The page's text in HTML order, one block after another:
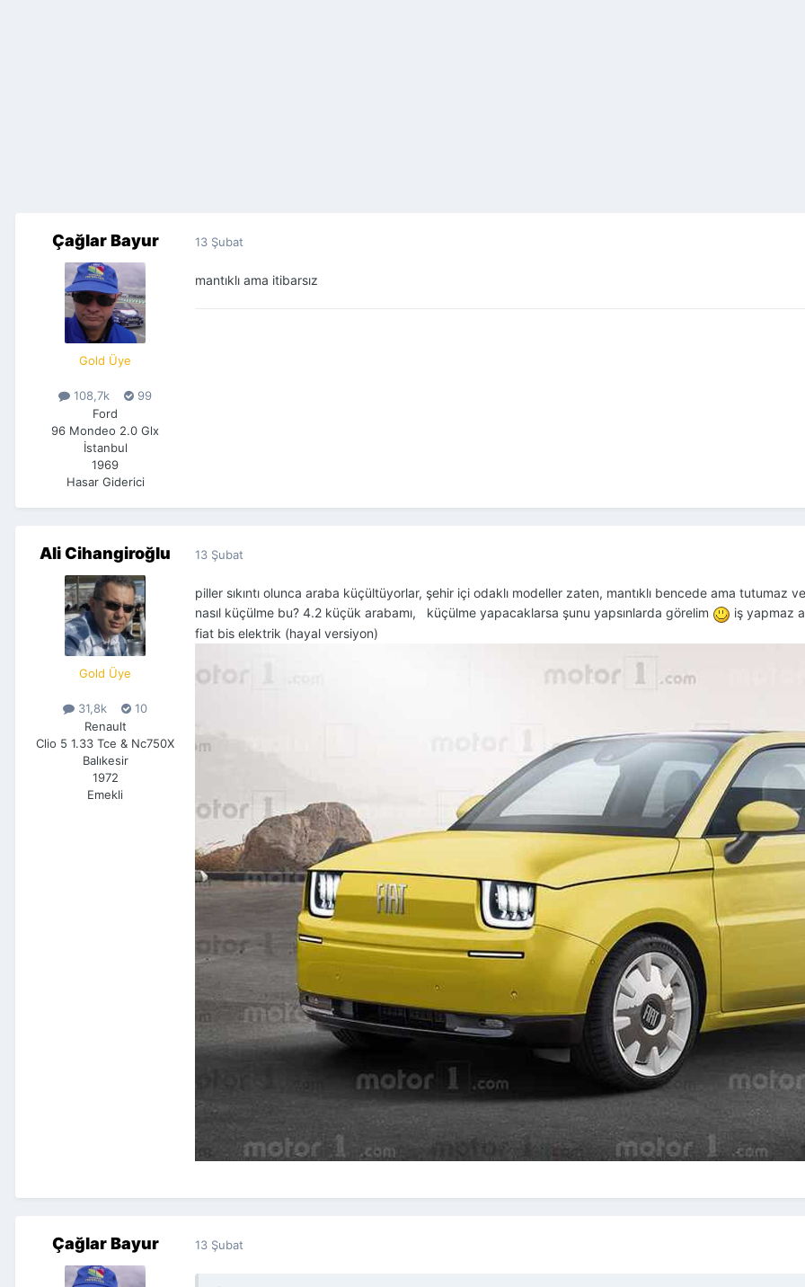
Çağlar Bayur
Gold Üye
108,7k
99
Ford
96 Mondeo 2.0 Glx
İstanbul
1969
Hasar Giderici
13 Şubat
mantıklı ama itibarsız
Ali Cihangiroğlu
Gold Üye
31,8k
10
Renault
Clio 5 1.33 Tce & Nc750X
Balıkesir
1972
Emekli
13 Şubat
piller sıkıntı olunca araba küçültüyorlar, şehir içi odaklı modeller zaten, mantıklı bencede ama
nasıl küçülme bu? 4.2 küçük arabamı, küçülme yapacaklarsa şunu yapsınlarda görelim
iş yapmaz
fiat bis elektrik (hayal versiyon)
Çağlar Bayur 13 Şubat